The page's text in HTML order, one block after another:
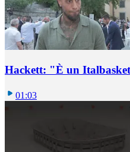
Hackett: "È un
01:03